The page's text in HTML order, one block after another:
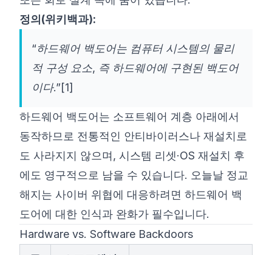
정의(위키백과):
“하드웨어 백도어는 컴퓨터 시스템의 물리
적 구성 요소, 즉 하드웨어에 구현된 백도어
이다.”[1]
하드웨어 백도어는 소프트웨어 계층 아래에서
동작하므로 전통적인 안티바이러스나 재설치로
도 사라지지 않으며, 시스템 리셋·OS 재설치 후
에도 영구적으로 남을 수 있습니다. 오늘날 정교
해지는 사이버 위협에 대응하려면 하드웨어 백
도어에 대한 인식과 완화가 필수입니다.
Hardware vs. Software Backdoors